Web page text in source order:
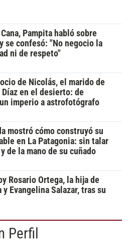
Pampita habló sobre
se confesó: "No negocio la
ni de respeto"
de Nicolás, el marido de
Díaz en el desierto: de
imperio a astrofotógrafo
mostró cómo construyó su
en La Patagonia: sin talar
de la mano de su cuñado
Rosario Ortega, la hija de
Evangelina Salazar, tras su
Perfil